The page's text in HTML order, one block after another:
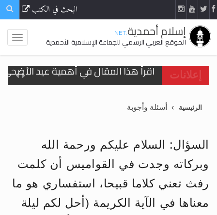
البحث في الكتب
إسلام أحمدية.NET
الموقع العربي الرسمي للجماعة الإسلامية الأحمدية
إعلانات
اقرأ هذا المقال في أهمية عيد
تعميم هامّ لأفراد الجماعة >> المزيد
تعميم هامّ لأفراد الجماعة >> المزيد
اقرأ هذا الكتاب وتعرّف على حقيقة
الرئيسية أسئلة وأجوبة
السؤال: السلام عليكم ورحمة الله
وبركاته وجدت في القواميس أن كلمت
رفث تعني كلاما قبيحا، استفساري هو ما
معناها في الآية الكريمة (أحل لكم ليلة